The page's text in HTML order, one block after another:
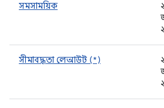
সমসাময়িক
সীমাবদ্ধতা লেআউট (*)